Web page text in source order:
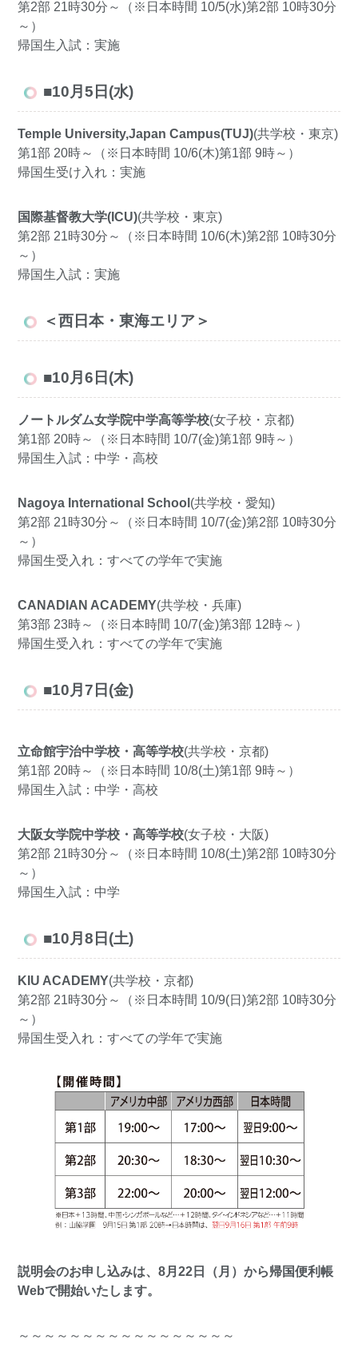
第2部 21時30分～（※日本時間 10/5(水)第2部 10時30分
～）
帰国生入試：実施
■10月5日(水)
Temple University,Japan Campus(TUJ)(共学校・東京)
第1部 20時～（※日本時間 10/6(木)第1部 9時～）
帰国生受け入れ：実施
国際基督教大学(ICU)(共学校・東京)
第2部 21時30分～（※日本時間 10/6(木)第2部 10時30分
～）
帰国生入試：実施
＜西日本・東海エリア＞
■10月6日(木)
ノートルダム女学院中学高等学校(女子校・京都)
第1部 20時～（※日本時間 10/7(金)第1部 9時～）
帰国生入試：中学・高校
Nagoya International School (共学校・愛知)
第2部 21時30分～（※日本時間 10/7(金)第2部 10時30分
～）
帰国生受入れ：すべての学年で実施
CANADIAN ACADEMY(共学校・兵庫)
第3部 23時～（※日本時間 10/7(金)第3部 12時～）
帰国生受入れ：すべての学年で実施
■10月7日(金)
立命館宇治中学校・高等学校(共学校・京都)
第1部 20時～（※日本時間 10/8(土)第1部 9時～）
帰国生入試：中学・高校
大阪女学院中学校・高等学校(女子校・大阪)
第2部 21時30分～（※日本時間 10/8(土)第2部 10時30分
～）
帰国生入試：中学
■10月8日(土)
KIU ACADEMY(共学校・京都)
第2部 21時30分～（※日本時間 10/9(日)第2部 10時30分
～）
帰国生受入れ：すべての学年で実施
説明会のお申し込みは、8月22日（月）から帰国便利帳
Webで開始いたします。
～～～～～～～～～～～～～～～～～